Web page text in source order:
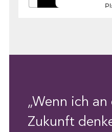
„Wenn ich
Zukunft